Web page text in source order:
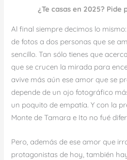
¿Te casas en 2025? Pide
Al final siempre decimos lo
de fotos a dos personas que se
sencillo. Tan sólo tienes que
que se crucen la mirada para
avive más aún ese amor que se
depende de un ojo fotográfico
un poquito de empatía. Y con la
Monte de Tamara e Ito no fué
Pero, además de ese amor que
protagonistas de hoy, también